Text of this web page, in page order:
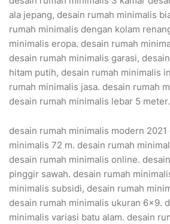
ala jepang, desain rumah minimalis
rumah minimalis dengan kolam
minimalis eropa. desain rumah
desain rumah minimalis garasi,
hitam putih, desain rumah minimalis
rumah minimalis jasa. desain rumah
desain rumah minimalis lebar 5 meter.
desain rumah minimalis modern 2021
minimalis 72 m. desain rumah
desain rumah minimalis online.
pinggir sawah. desain rumah
minimalis subsidi, desain rumah
desain rumah minimalis ukuran 6×9.
minimalis variasi batu alam. desain